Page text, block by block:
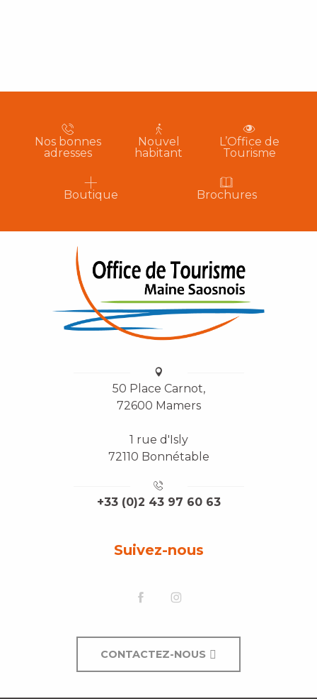
Nos bonnes
adresses
Nouvel
habitant
L’Office de
Tourisme
Boutique Brochures
50 Place Carnot,
72600 Mamers
1 rue d'Isly
72110 Bonnétable
+33 (0)2 43 97 60 63
Suivez-nous
CONTACTEZ-NOUS